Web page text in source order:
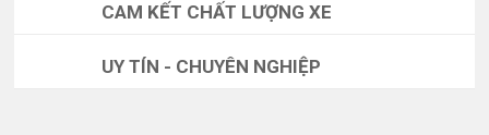
CAM KẾT CHẤT LƯỢNG XE
UY TÍN - CHUYÊN NGHIỆP